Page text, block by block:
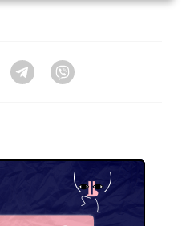
Twitter Telegram